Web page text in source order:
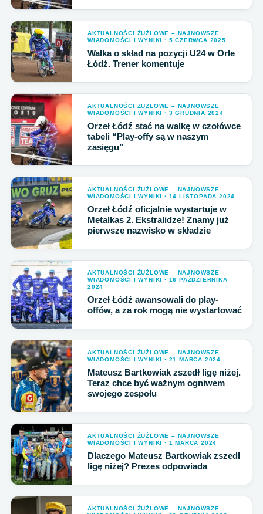
AKTUALNOŚCI ŻUŻLOWE – NAJNOWSZE
WIADOMOŚCI I WYNIKI · 5 CZERWCA 2025
Walka o skład na pozycji U24 w Orle
Łódź. Trener komentuje
AKTUALNOŚCI ŻUŻLOWE – NAJNOWSZE
WIADOMOŚCI I WYNIKI · 3 GRUDNIA 2024
Orzeł Łódź stać na walkę w czołówce
tabeli “Play-offy są w naszym
zasięgu”
AKTUALNOŚCI ŻUŻLOWE – NAJNOWSZE
WIADOMOŚCI I WYNIKI · 14 LISTOPADA 2024
Orzeł Łódź oficjalnie wystartuje w
Metalkas 2. Ekstralidze! Znamy już
pierwsze nazwisko w składzie
AKTUALNOŚCI ŻUŻLOWE – NAJNOWSZE
WIADOMOŚCI I WYNIKI · 16 PAŹDZIERNIKA
2024
Orzeł Łódź awansowali do play-
offów, a za rok mogą nie wystartować
AKTUALNOŚCI ŻUŻLOWE – NAJNOWSZE
WIADOMOŚCI I WYNIKI · 21 MARCA 2024
Mateusz Bartkowiak zszedł ligę niżej.
Teraz chce być ważnym ogniwem
swojego zespołu
AKTUALNOŚCI ŻUŻLOWE – NAJNOWSZE
WIADOMOŚCI I WYNIKI · 1 MARCA 2024
Dlaczego Mateusz Bartkowiak zszedł
ligę niżej? Prezes odpowiada
AKTUALNOŚCI ŻUŻLOWE – NAJNOWSZE